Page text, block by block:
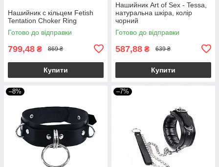
Нашийник c кільцем Fetish
Tentation Choker Ring
Готово до відправки
799,48 ₴ 869 ₴
Купити
Нашийник Art of Sex - Tessa,
натуральна шкіра, колір
чорний
Готово до відправки
587,88 ₴ 639 ₴
Купити
–8% –7%